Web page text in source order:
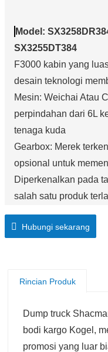
Model:
SX3255DT384
F3000 kabin yang
desain teknologi
Mesin: Weichai Atau
perpindahan dari 6L
tenaga kuda
Gearbox: Merek
opsional untuk
Diperkenalkan pada
salah satu produk
F3000 dapat
pemiliknya.
Hubungi sekarang
Rincian Produk
Dump truck
bodi kargo Kogel,
promosi yang luar